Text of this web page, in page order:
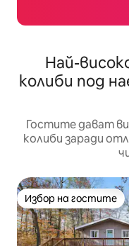
Най-
колиби под
Гостите дават
колиби заради
Избор на гостите
Избор на гостите